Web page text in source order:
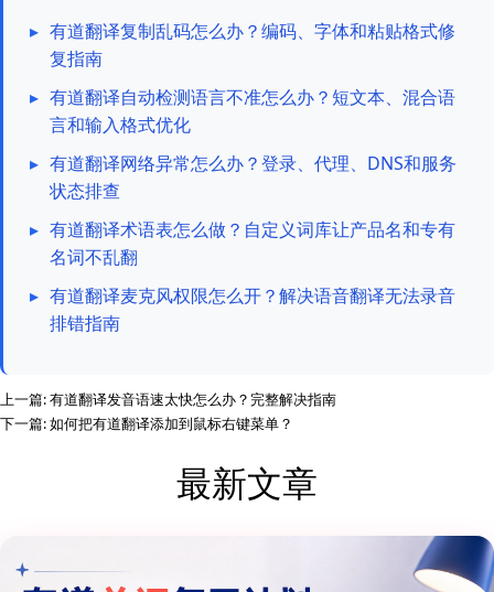
▸ 有道翻译复制乱码怎么办？编码、字体和粘贴格式修
复指南
▸ 有道翻译自动检测语言不准怎么办？短文本、混合语
言和输入格式优化
▸ 有道翻译网络异常怎么办？登录、代理、DNS和服务
状态排查
▸ 有道翻译术语表怎么做？自定义词库让产品名和专有
名词不乱翻
▸ 有道翻译麦克风权限怎么开？解决语音翻译无法录音
排错指南
上一篇:有道翻译发音语速太快怎么办？完整解决指南
下一篇:如何把有道翻译添加到鼠标右键菜单？
最新文章